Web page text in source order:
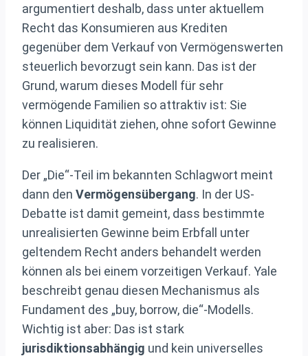
argumentiert deshalb, dass unter aktuellem
Recht das Konsumieren aus Krediten
gegenüber dem Verkauf von Vermögenswerten
steuerlich bevorzugt sein kann. Das ist der
Grund, warum dieses Modell für sehr
vermögende Familien so attraktiv ist: Sie
können Liquidität ziehen, ohne sofort Gewinne
zu realisieren.
Der „Die“-Teil im bekannten Schlagwort meint
dann den Vermögensübergang. In der US-
Debatte ist damit gemeint, dass bestimmte
unrealisierten Gewinne beim Erbfall unter
geltendem Recht anders behandelt werden
können als bei einem vorzeitigen Verkauf. Yale
beschreibt genau diesen Mechanismus als
Fundament des „buy, borrow, die“-Modells.
Wichtig ist aber: Das ist stark
jurisdiktionsabhängig und kein universelles